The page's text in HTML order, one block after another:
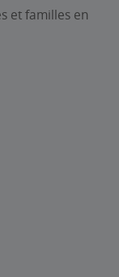
et familles en